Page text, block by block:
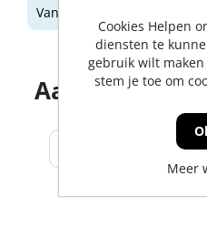
Vandaag besteld, morgen
Aantal
Cookies Helpen
diensten te
gebruik wilt
stem je toe om
Meer